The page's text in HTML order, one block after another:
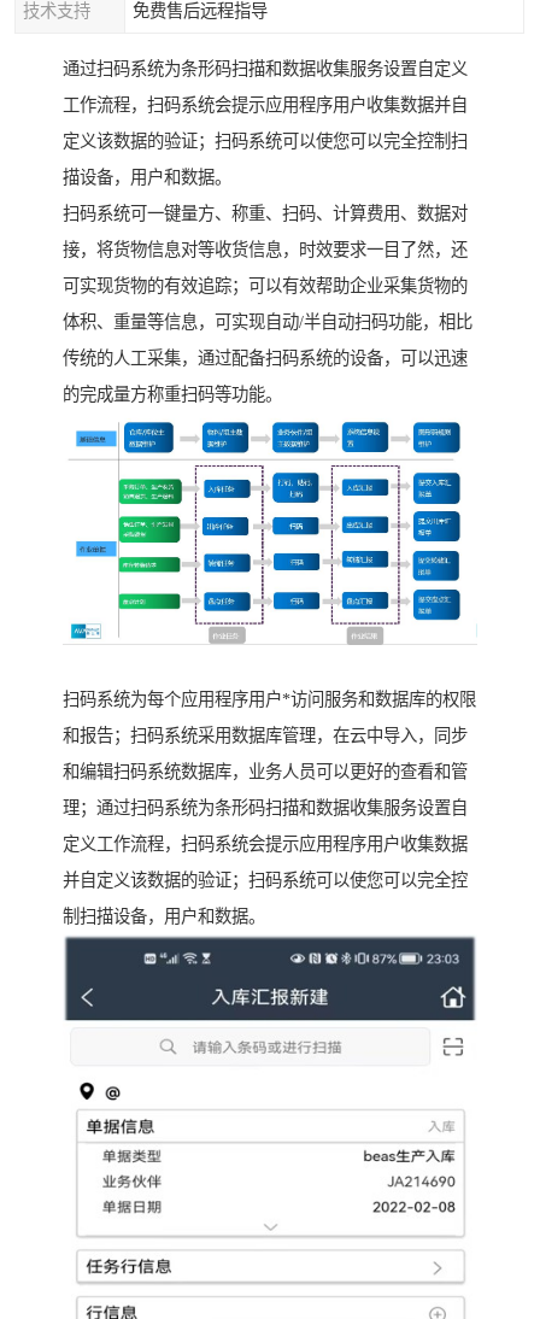
技术支持 免费售后远程指导
通过扫码系统为条形码扫描和数据收集服务设置自定义
工作流程，扫码系统会提示应用程序用户收集数据并自
定义该数据的验证；扫码系统可以使您可以完全控制扫
描设备，用户和数据。
扫码系统可一键量方、称重、扫码、计算费用、数据对
接，将货物信息对等收货信息，时效要求一目了然，还
可实现货物的有效追踪；可以有效帮助企业采集货物的
体积、重量等信息，可实现自动/半自动扫码功能，相比
传统的人工采集，通过配备扫码系统的设备，可以迅速
的完成量方称重扫码等功能。
扫码系统为每个应用程序用户*访问服务和数据库的权限
和报告；扫码系统采用数据库管理，在云中导入，同步
和编辑扫码系统数据库，业务人员可以更好的查看和管
理；通过扫码系统为条形码扫描和数据收集服务设置自
定义工作流程，扫码系统会提示应用程序用户收集数据
并自定义该数据的验证；扫码系统可以使您可以完全控
制扫描设备，用户和数据。